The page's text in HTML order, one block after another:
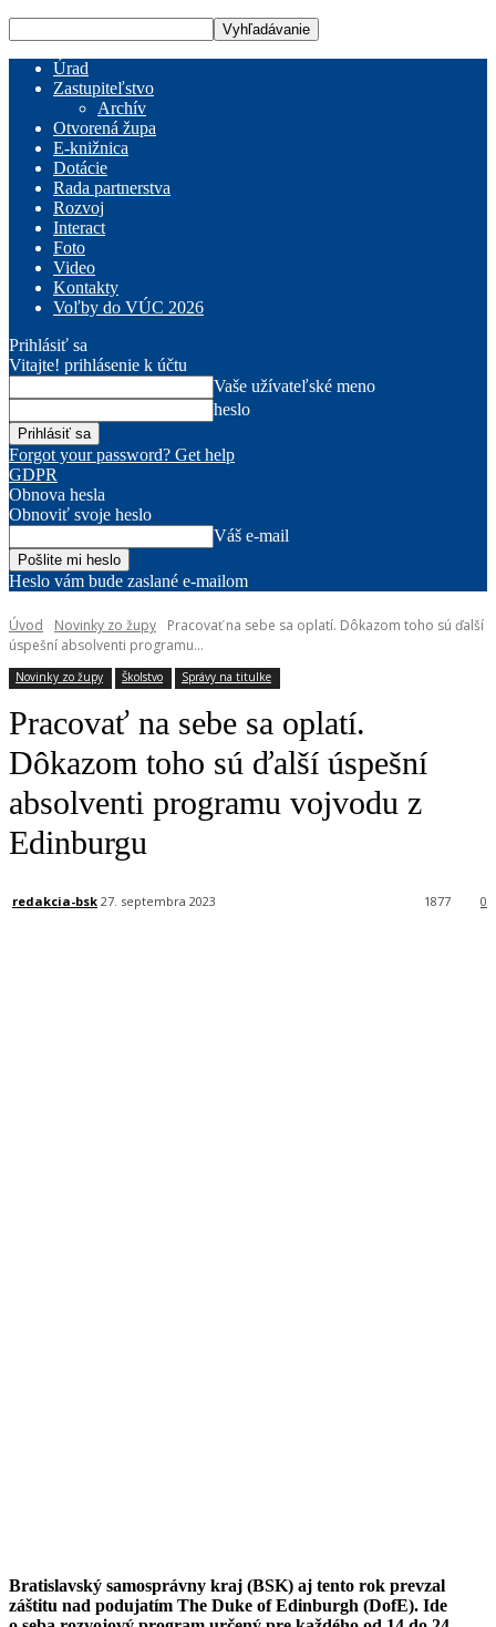
Úrad
Zastupiteľstvo
Archív
Otvorená župa
E-knižnica
Dotácie
Rada partnerstva
Rozvoj
Interact
Foto
Video
Kontakty
Voľby do VÚC 2026
Prihlásiť sa
Vitajte! prihlásenie k účtu
Vaše užívateľské meno
heslo
Forgot your password? Get help
GDPR
Obnova hesla
Obnoviť svoje heslo
Váš e-mail
Heslo vám bude zaslané e-mailom
Úvod Novinky zo župy
Pracovať na sebe sa oplatí. Dôkazom toho sú ďalší
úspešní absolventi programu...
Novinky zo župy Školstvo Správy na titulke
Pracovať na sebe sa oplatí.
Dôkazom toho sú ďalší úspešní
absolventi programu vojvodu z
Edinburgu
redakcia-bsk 27. septembra 2023 0
1877
Bratislavský samosprávny kraj (BSK) aj tento rok prevzal
záštitu nad podujatím The Duke of Edinburgh (DofE). Ide